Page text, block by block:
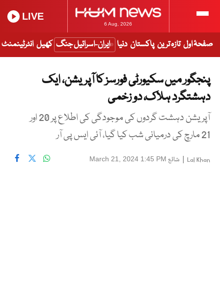
6 Aug, 2026
LIVE
صفحۂ اول تازہ ترین پاکستان دنیا ایران-اسرائیل جنگ کھیل انٹرٹینمنٹ
پنجگور میں سکیورٹی فورسز کا آپریشن، ایک
دہشتگرد ہلاک، دو زخمی
آپریشن دہشت گردوں کی موجودگی کی اطلاع پر 20 اور
21 مارچ کی درمیانی شب کیا گیا، آئی ایس پی آر
Lal Khan
| شائع March 21, 2024 1:45 PM